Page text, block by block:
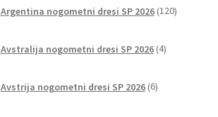
Argentina nogometni dresi SP 2026 120izdelkov
Avstralija nogometni dresi SP 2026 4izdelki
Avstrija nogometni dresi SP 2026 6izdelkov